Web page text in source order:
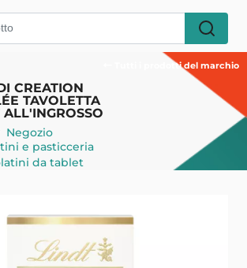
CREATION
TAVOLETTA
Negozio
e pasticceria
da tablet
Tutti i prodotti del marchio